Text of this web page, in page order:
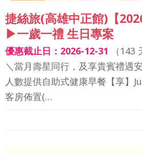
捷絲旅(高雄中正館)【
▶一歲一禮 生日專案
優惠截止日：2026-12-31 （ 143
＼當月壽星同行，及享貴賓禮遇
人數提供自助式健康早餐【享】
客房佈置(…